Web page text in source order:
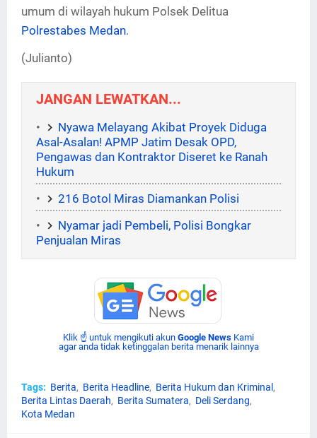
umum di wilayah hukum Polsek Delitua
Polrestabes Medan.
(Julianto)
JANGAN LEWATKAN...
Nyawa Melayang Akibat Proyek Diduga
Asal-Asalan! APMP Jatim Desak OPD,
Pengawas dan Kontraktor Diseret ke Ranah
Hukum
216 Botol Miras Diamankan Polisi
Nyamar jadi Pembeli, Polisi Bongkar
Penjualan Miras
Klik ☝ untuk mengikuti akun Google News Kami
agar anda tidak ketinggalan berita menarik lainnya
Tags: Berita Berita Headline
Berita Hukum dan Kriminal
Berita Lintas Daerah
Berita Sumatera
Deli Serdang
Kota Medan